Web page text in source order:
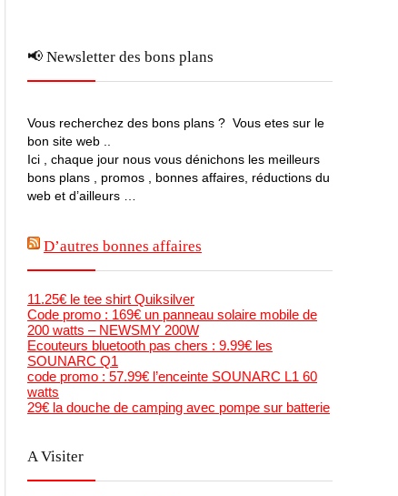
📢 Newsletter des bons plans
Vous recherchez des bons plans ? Vous etes sur le
bon site web ..
Ici , chaque jour nous vous dénichons les meilleurs
bons plans , promos , bonnes affaires, réductions du
web et d’ailleurs …
D’autres bonnes affaires
11.25€ le tee shirt Quiksilver
Code promo : 169€ un panneau solaire mobile de
200 watts – NEWSMY 200W
Ecouteurs bluetooth pas chers : 9.99€ les
SOUNARC Q1
code promo : 57.99€ l’enceinte SOUNARC L1 60
watts
29€ la douche de camping avec pompe sur batterie
A Visiter